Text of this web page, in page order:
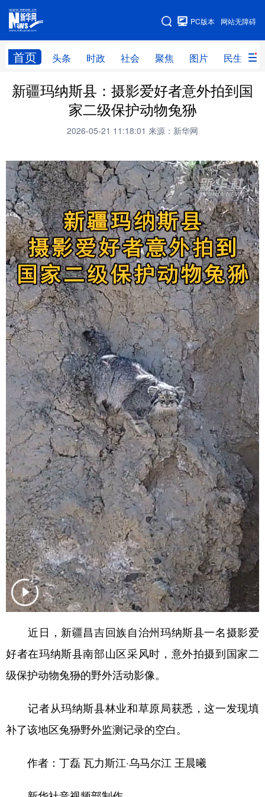
网站无障碍
PC版本
首页 头条 时政 社会 聚焦 图片 民生
网站地图
头条 时政 社会 聚焦
民生 访谈
服务
云游新疆 云端悦读 云看书画 光影新疆
人事频道 融媒体联播 廉政频道 新华视角看新疆
地方频道
北京 天津 河北 山西
辽宁 吉林 上海 江苏
浙江 安徽 福建 江西
山东 河南 湖北 湖南
广东 广西 海南 重庆
四川 贵州 云南 西藏
陕西 甘肃 青海 宁夏
新疆 内蒙古 黑龙江
多语种频道
English Español Français عربى
Русский язык 日本語 한국어
Deutsch Português
新疆玛纳斯县：摄影爱好者意外拍到国
家二级保护动物兔狲
2026-05-21 11:18:01 来源：新华网
近日，新疆昌吉回族自治州玛纳斯县一名摄影爱
好者在玛纳斯县南部山区采风时，意外拍摄到国家二
级保护动物兔狲的野外活动影像。
记者从玛纳斯县林业和草原局获悉，这一发现填
补了该地区兔狲野外监测记录的空白。
作者：丁磊 瓦力斯江·乌马尔江 王晨曦